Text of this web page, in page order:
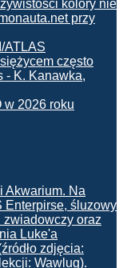
ATLAS
w 2026 roku